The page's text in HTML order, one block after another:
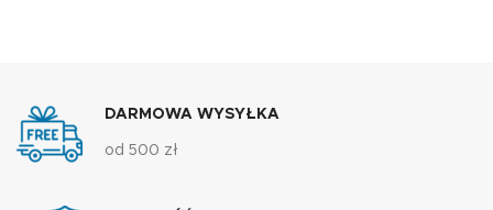
DARMOWA WYSYŁKA
od 500 zł